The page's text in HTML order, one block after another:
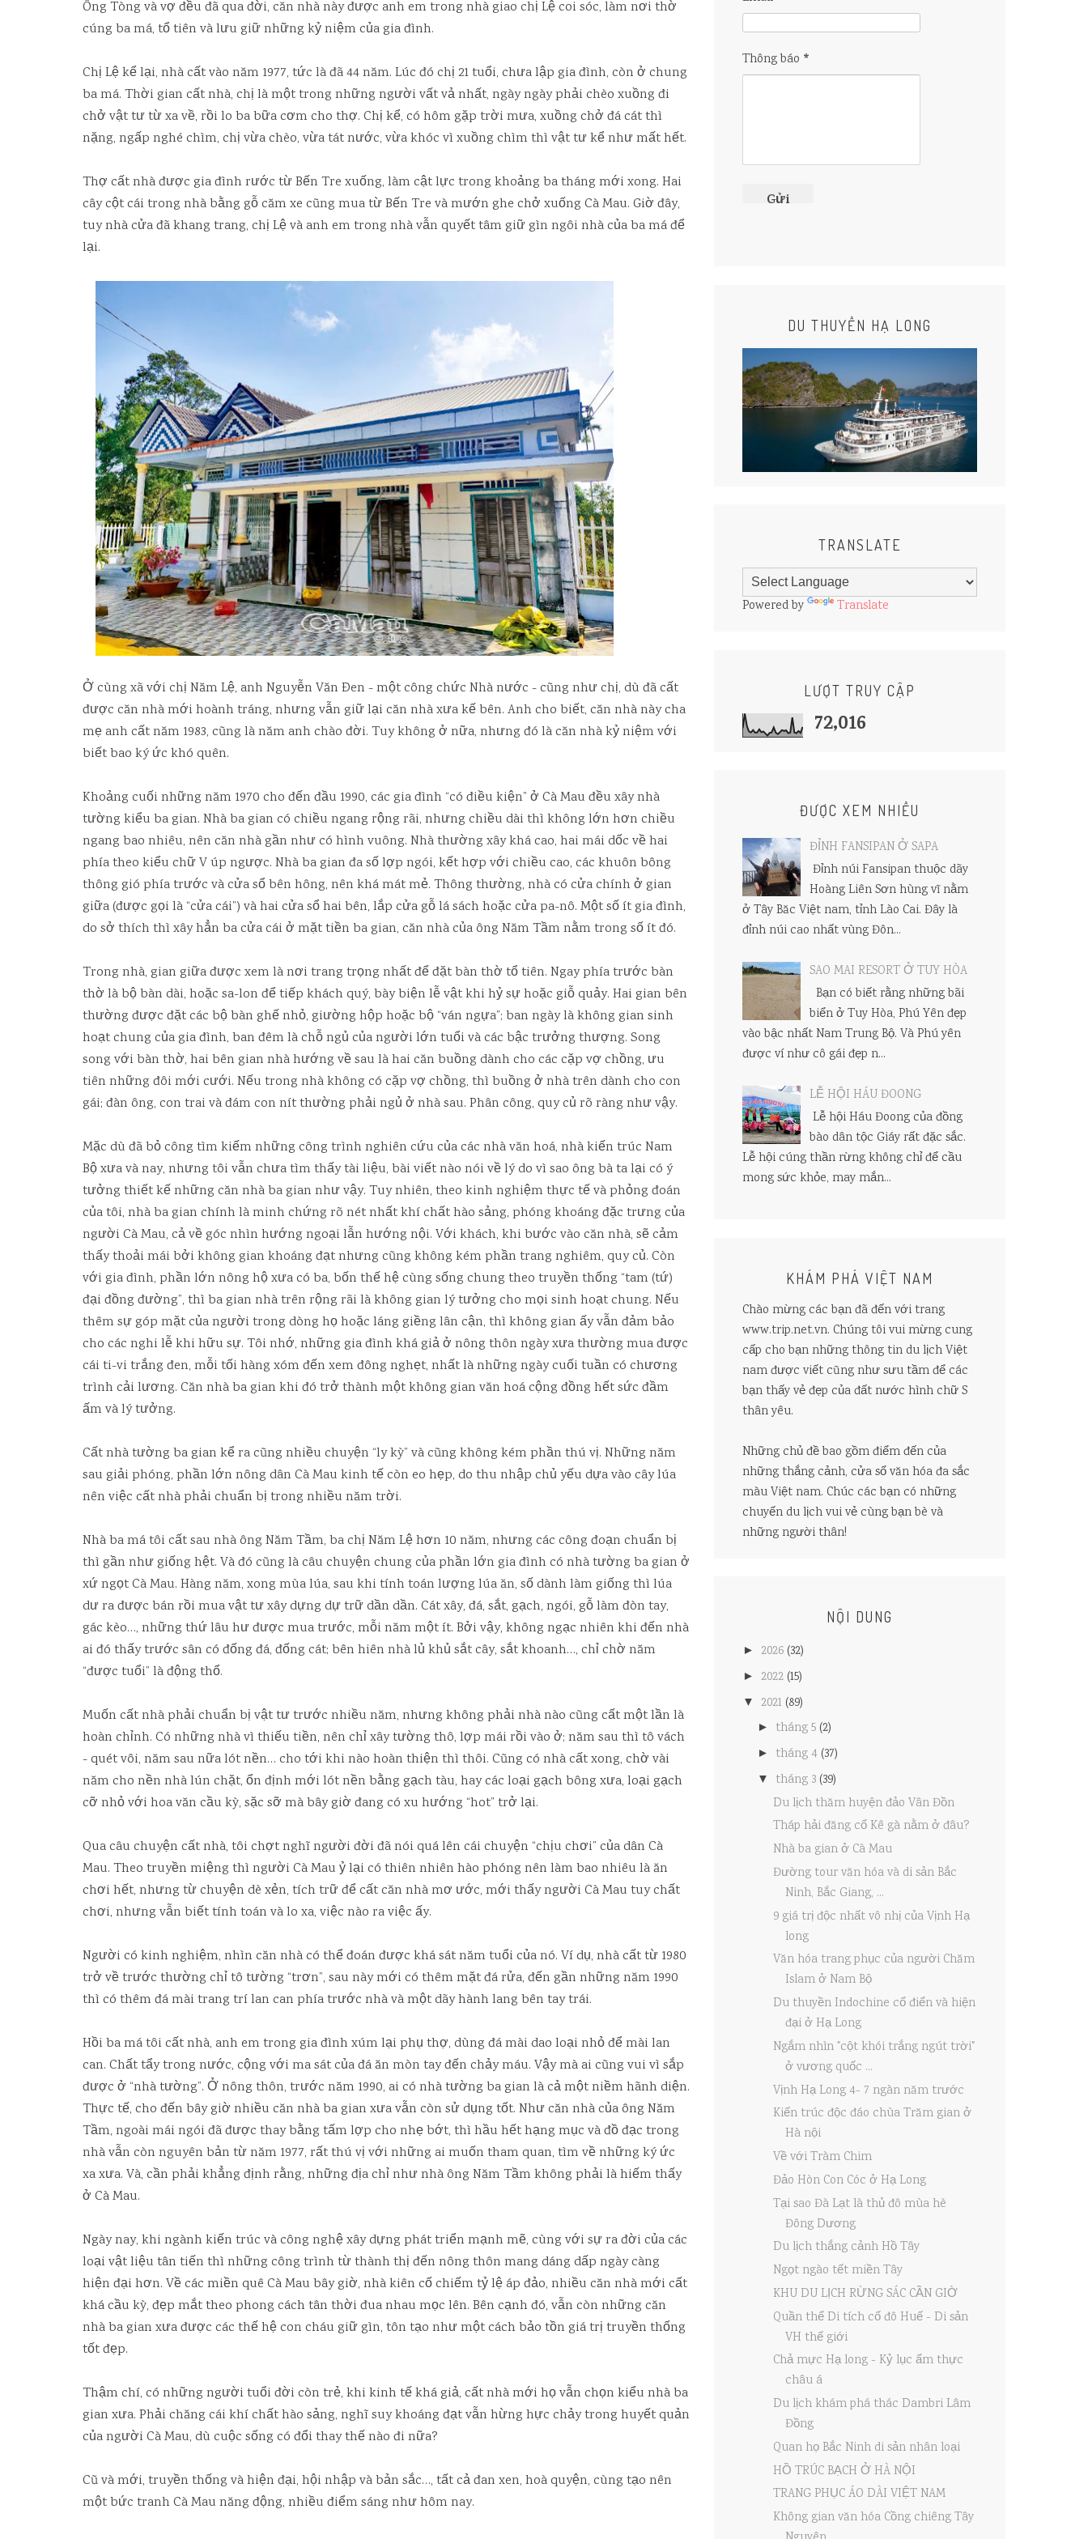
Ông Tòng và vợ đều đã qua đời, căn nhà này được anh em trong nhà giao chị Lệ coi sóc, làm nơi thờ
cúng ba má, tổ tiên và lưu giữ những kỷ niệm của gia đình.
Chị Lệ kể lại, nhà cất vào năm 1977, tức là đã 44 năm. Lúc đó chị 21 tuổi, chưa lập gia đình, còn ở chung
ba má. Thời gian cất nhà, chị là một trong những người vất vả nhất, ngày ngày phải chèo xuồng đi
chở vật tư từ xa về, rồi lo ba bữa cơm cho thợ. Chị kể, có hôm gặp trời mưa, xuồng chở đá cát thì
nặng, ngấp nghé chìm, chị vừa chèo, vừa tát nước, vừa khóc vì xuồng chìm thì vật tư kể như mất hết.
Thợ cất nhà được gia đình rước từ Bến Tre xuống, làm cật lực trong khoảng ba tháng mới xong. Hai
cây cột cái trong nhà bằng gỗ căm xe cũng mua từ Bến Tre và mướn ghe chở xuống Cà Mau. Giờ đây,
tuy nhà cửa đã khang trang, chị Lệ và anh em trong nhà vẫn quyết tâm giữ gìn ngôi nhà của ba má để
lại.
Ở cùng xã với chị Năm Lệ, anh Nguyễn Văn Ðen - một công chức Nhà nước - cũng như chị, dù đã cất
được căn nhà mới hoành tráng, nhưng vẫn giữ lại căn nhà xưa kế bên. Anh cho biết, căn nhà này cha
mẹ anh cất năm 1983, cũng là năm anh chào đời. Tuy không ở nữa, nhưng đó là căn nhà kỷ niệm với
biết bao ký ức khó quên.
Khoảng cuối những năm 1970 cho đến đầu 1990, các gia đình “có điều kiện” ở Cà Mau đều xây nhà
tường kiểu ba gian. Nhà ba gian có chiều ngang rộng rãi, nhưng chiều dài thì không lớn hơn chiều
ngang bao nhiêu, nên căn nhà gần như có hình vuông. Nhà thường xây khá cao, hai mái dốc về hai
phía theo kiểu chữ V úp ngược. Nhà ba gian đa số lợp ngói, kết hợp với chiều cao, các khuôn bông
thông gió phía trước và cửa sổ bên hông, nên khá mát mẻ. Thông thường, nhà có cửa chính ở gian
giữa (được gọi là “cửa cái”) và hai cửa sổ hai bên, lắp cửa gỗ lá sách hoặc cửa pa-nô. Một số ít gia đình,
do sở thích thì xây hẳn ba cửa cái ở mặt tiền ba gian, căn nhà của ông Năm Tầm nằm trong số ít đó.
Trong nhà, gian giữa được xem là nơi trang trọng nhất để đặt bàn thờ tổ tiên. Ngay phía trước bàn
thờ là bộ bàn dài, hoặc sa-lon để tiếp khách quý, bày biện lễ vật khi hỷ sự hoặc giỗ quảy. Hai gian bên
thường được đặt các bộ bàn ghế nhỏ, giường hộp hoặc bộ “ván ngựa”; ban ngày là không gian sinh
hoạt chung của gia đình, ban đêm là chỗ ngủ của người lớn tuổi và các bậc trưởng thượng. Song
song với bàn thờ, hai bên gian nhà hướng về sau là hai căn buồng dành cho các cặp vợ chồng, ưu
tiên những đôi mới cưới. Nếu trong nhà không có cặp vợ chồng, thì buồng ở nhà trên dành cho con
gái; đàn ông, con trai và đám con nít thường phải ngủ ở nhà sau. Phân công, quy củ rõ ràng như vậy.
Mặc dù đã bỏ công tìm kiếm những công trình nghiên cứu của các nhà văn hoá, nhà kiến trúc Nam
Bộ xưa và nay, nhưng tôi vẫn chưa tìm thấy tài liệu, bài viết nào nói về lý do vì sao ông bà ta lại có ý
tưởng thiết kế những căn nhà ba gian như vậy. Tuy nhiên, theo kinh nghiệm thực tế và phỏng đoán
của tôi, nhà ba gian chính là minh chứng rõ nét nhất khí chất hào sảng, phóng khoáng đặc trưng của
người Cà Mau, cả về góc nhìn hướng ngoại lẫn hướng nội. Với khách, khi bước vào căn nhà, sẽ cảm
thấy thoải mái bởi không gian khoáng đạt nhưng cũng không kém phần trang nghiêm, quy củ. Còn
với gia đình, phần lớn nông hộ xưa có ba, bốn thế hệ cùng sống chung theo truyền thống “tam (tứ)
đại đồng đường”, thì ba gian nhà trên rộng rãi là không gian lý tưởng cho mọi sinh hoạt chung. Nếu
thêm sự góp mặt của người trong dòng họ hoặc láng giềng lân cận, thì không gian ấy vẫn đảm bảo
cho các nghi lễ khi hữu sự. Tôi nhớ, những gia đình khá giả ở nông thôn ngày xưa thường mua được
cái ti-vi trắng đen, mỗi tối hàng xóm đến xem đông nghẹt, nhất là những ngày cuối tuần có chương
trình cải lương. Căn nhà ba gian khi đó trở thành một không gian văn hoá cộng đồng hết sức đầm
ấm và lý tưởng.
Cất nhà tường ba gian kể ra cũng nhiều chuyện “ly kỳ” và cũng không kém phần thú vị. Những năm
sau giải phóng, phần lớn nông dân Cà Mau kinh tế còn eo hẹp, do thu nhập chủ yếu dựa vào cây lúa
nên việc cất nhà phải chuẩn bị trong nhiều năm trời.
Nhà ba má tôi cất sau nhà ông Năm Tầm, ba chị Năm Lệ hơn 10 năm, nhưng các công đoạn chuẩn bị
thì gần như giống hệt. Và đó cũng là câu chuyện chung của phần lớn gia đình có nhà tường ba gian ở
xứ ngọt Cà Mau. Hàng năm, xong mùa lúa, sau khi tính toán lượng lúa ăn, số dành làm giống thì lúa
dư ra được bán rồi mua vật tư xây dựng dự trữ dần dần. Cát xây, đá, sắt, gạch, ngói, gỗ làm đòn tay,
gác kèo…, những thứ lâu hư được mua trước, mỗi năm một ít. Bởi vậy, không ngạc nhiên khi đến nhà
ai đó thấy trước sân có đống đá, đống cát; bên hiên nhà lủ khủ sắt cây, sắt khoanh…, chỉ chờ năm
“được tuổi” là động thổ.
Muốn cất nhà phải chuẩn bị vật tư trước nhiều năm, nhưng không phải nhà nào cũng cất một lần là
hoàn chỉnh. Có những nhà vì thiếu tiền, nên chỉ xây tường thô, lợp mái rồi vào ở; năm sau thì tô vách
- quét vôi, năm sau nữa lót nền… cho tới khi nào hoàn thiện thì thôi. Cũng có nhà cất xong, chờ vài
năm cho nền nhà lún chặt, ổn định mới lót nền bằng gạch tàu, hay các loại gạch bông xưa, loại gạch
cỡ nhỏ với hoa văn cầu kỳ, sặc sỡ mà bây giờ đang có xu hướng “hot” trở lại.
Qua câu chuyện cất nhà, tôi chợt nghĩ người đời đã nói quá lên cái chuyện “chịu chơi” của dân Cà
Mau. Theo truyền miệng thì người Cà Mau ỷ lại có thiên nhiên hào phóng nên làm bao nhiêu là ăn
chơi hết, nhưng từ chuyện dè xẻn, tích trữ để cất căn nhà mơ ước, mới thấy người Cà Mau tuy chất
chơi, nhưng vẫn biết tính toán và lo xa, việc nào ra việc ấy.
Người có kinh nghiệm, nhìn căn nhà có thể đoán được khá sát năm tuổi của nó. Ví dụ, nhà cất từ 1980
trở về trước thường chỉ tô tường “trơn”, sau này mới có thêm mặt đá rửa, đến gần những năm 1990
thì có thêm đá mài trang trí lan can phía trước nhà và một dãy hành lang bên tay trái.
Hồi ba má tôi cất nhà, anh em trong gia đình xúm lại phụ thợ, dùng đá mài dao loại nhỏ để mài lan
can. Chất tẩy trong nước, cộng với ma sát của đá ăn mòn tay đến chảy máu. Vậy mà ai cũng vui vì sắp
được ở “nhà tường”. Ở nông thôn, trước năm 1990, ai có nhà tường ba gian là cả một niềm hãnh diện.
Thực tế, cho đến bây giờ nhiều căn nhà ba gian xưa vẫn còn sử dụng tốt. Như căn nhà của ông Năm
Tầm, ngoài mái ngói đã được thay bằng tấm lợp cho nhẹ bớt, thì hầu hết hạng mục và đồ đạc trong
nhà vẫn còn nguyên bản từ năm 1977, rất thú vị với những ai muốn tham quan, tìm về những ký ức
xa xưa. Và, cần phải khẳng định rằng, những địa chỉ như nhà ông Năm Tầm không phải là hiếm thấy
ở Cà Mau.
Ngày nay, khi ngành kiến trúc và công nghệ xây dựng phát triển mạnh mẽ, cùng với sự ra đời của các
loại vật liệu tân tiến thì những công trình từ thành thị đến nông thôn mang dáng dấp ngày càng
hiện đại hơn. Về các miền quê Cà Mau bây giờ, nhà kiên cố chiếm tỷ lệ áp đảo, nhiều căn nhà mới cất
khá cầu kỳ, đẹp mắt theo phong cách tân thời đua nhau mọc lên. Bên cạnh đó, vẫn còn những căn
nhà ba gian xưa được các thế hệ con cháu giữ gìn, tôn tạo như một cách bảo tồn giá trị truyền thống
tốt đẹp.
Thậm chí, có những người tuổi đời còn trẻ, khi kinh tế khá giả, cất nhà mới họ vẫn chọn kiểu nhà ba
gian xưa. Phải chăng cái khí chất hào sảng, nghĩ suy khoáng đạt vẫn hừng hực chảy trong huyết quản
của người Cà Mau, dù cuộc sống có đổi thay thế nào đi nữa?
Cũ và mới, truyền thống và hiện đại, hội nhập và bản sắc…, tất cả đan xen, hoà quyện, cùng tạo nên
một bức tranh Cà Mau năng động, nhiều điểm sáng như hôm nay.
Thông báo *
DU THUYỀN HẠ LONG
TRANSLATE
Powered by Translate
LƯỢT TRUY CẬP
72,016
ĐƯỢC XEM NHIỀU
ĐỈNH FANSIPAN Ở SAPA
Đỉnh núi Fansipan thuộc dãy
Hoàng Liên Sơn hùng vĩ nằm
ở Tây Băc Việt nam, tỉnh Lào Cai. Đây là
đỉnh núi cao nhất vùng Đôn...
SAO MAI RESORT Ở TUY HÒA
Bạn có biết rằng những bãi
biển ở Tuy Hòa, Phú Yên đẹp
vào bậc nhất Nam Trung Bộ. Và Phú yên
được ví như cô gái đẹp n...
LỄ HỘI HÁU ĐOONG
Lễ hội Háu Đoong của đồng
bào dân tộc Giáy rất đặc sắc.
Lễ hội cúng thần rừng không chỉ để cầu
mong sức khỏe, may mắn...
KHÁM PHÁ VIỆT NAM
Chào mừng các bạn đã đến với trang
www.trip.net.vn. Chúng tôi vui mừng cung
cấp cho bạn những thông tin du lịch Việt
nam được viết cũng như sưu tầm để các
bạn thấy vẻ đẹp của đất nước hình chữ S
thân yêu.
Những chủ đề bao gồm điểm đến của
những thắng cảnh, cửa sổ văn hóa đa sắc
màu Việt nam. Chúc các bạn có những
chuyến du lịch vui vẻ cùng bạn bè và
những người thân!
NỘI DUNG
► 2026 (32)
► 2022 (15)
▼ 2021 (89)
► tháng 5 (2)
► tháng 4 (37)
▼ tháng 3 (39)
Du lịch thăm huyện đảo Vân Đồn
Tháp hải đăng cổ Kê gà nằm ở đâu?
Nhà ba gian ở Cà Mau
Đường tour văn hóa và di sản Bắc
Ninh, Bắc Giang, ...
9 giá trị độc nhất vô nhị của Vịnh Hạ
long
Văn hóa trang phục của người Chăm
Islam ở Nam Bộ
Du thuyền Indochine cổ điển và hiện
đại ở Hạ Long
Ngắm nhìn "cột khói trắng ngút trời"
ở vương quốc ...
Vịnh Hạ Long 4- 7 ngàn năm trước
Kiến trúc độc đáo chùa Trăm gian ở
Hà nội
Về với Tràm Chim
Đảo Hòn Con Cóc ở Hạ Long
Tại sao Đà Lạt là thủ đô mùa hè
Đông Dương
Du lịch thắng cảnh Hồ Tây
Ngọt ngào tết miền Tây
KHU DU LỊCH RỪNG SÁC CẦN GIỜ
Quần thể Di tích cố đô Huế - Di sản
VH thế giới
Chả mực Hạ long - Kỷ lục ẩm thực
châu á
Du lịch khám phá thác Dambri Lâm
Đồng
Quan họ Bắc Ninh di sản nhân loại
HỒ TRÚC BẠCH Ở HÀ NỘI
TRANG PHỤC ÁO DÀI VIỆT NAM
Không gian văn hóa Cồng chiêng Tây